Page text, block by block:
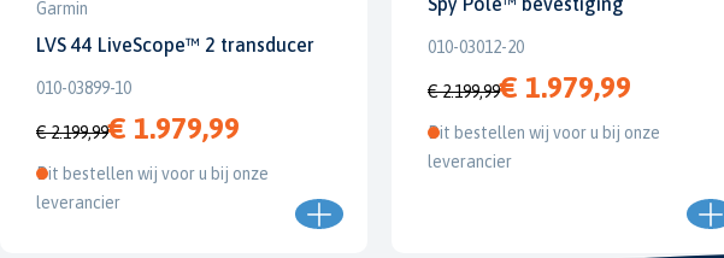
Garmin
LVS 44 LiveScope™ 2 transducer
010-03899-10
€ 2.199,99€ 1.979,99
Dit bestellen wij voor u bij onze
leverancier
010-03012-20
€ 2.199,99€ 1.979,99
Dit bestellen wij voor u bij onze
leverancier